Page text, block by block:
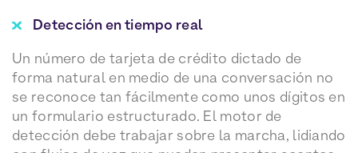
Detección en tiempo real
Un número de tarjeta de crédito dictado de
forma natural en medio de una conversación no
se reconoce tan fácilmente como unos dígitos en
un formulario estructurado. El motor de
detección debe trabajar sobre la marcha, lidiando